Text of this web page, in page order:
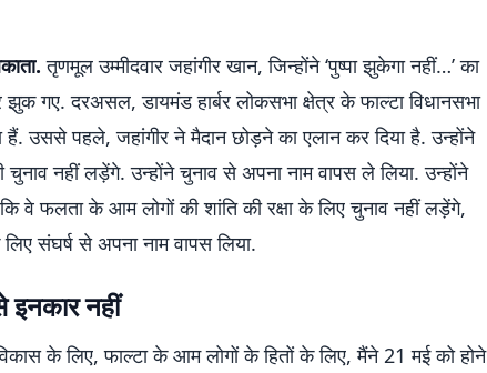
तृणमूल उम्मीदवार जहांगीर खान, जिन्होंने ‘पुष्पा झुकेगा नहीं…’ का
झुक गए. दरअसल, डायमंड हार्बर लोकसभा क्षेत्र के फाल्टा विधानसभा
हैं. उससे पहले, जहांगीर ने मैदान छोड़ने का एलान कर दिया है. उन्होंने
चुनाव नहीं लड़ेंगे. उन्होंने चुनाव से अपना नाम वापस ले लिया. उन्होंने
वे फलता के आम लोगों की शांति की रक्षा के लिए चुनाव नहीं लड़ेंगे,
संघर्ष से अपना नाम वापस लिया.
नहीं
के लिए, फाल्टा के आम लोगों के हितों के लिए, मैंने 21 मई को होने